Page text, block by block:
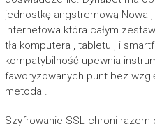
jednostkę angstremową Nowa
internetowa która całym
tła komputera , tabletu , i
kompatybilność upewnia
faworyzowanych punt bez
metoda .
Szyfrowanie SSL chroni razem